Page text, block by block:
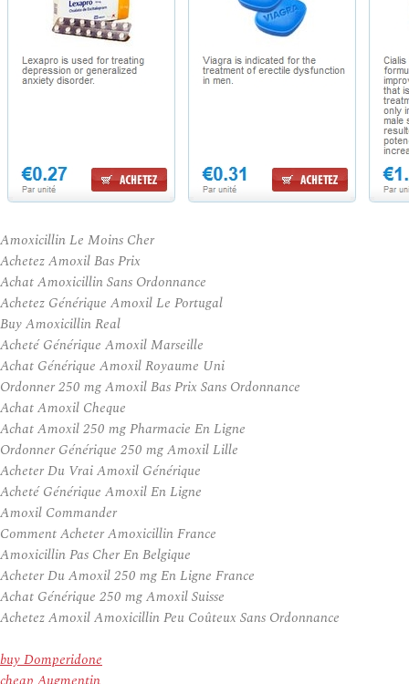
Amoxicillin Le Moins Cher
Achetez Amoxil Bas Prix
Achat Amoxicillin Sans Ordonnance
Achetez Générique Amoxil Le Portugal
Buy Amoxicillin Real
Acheté Générique Amoxil Marseille
Achat Générique Amoxil Royaume Uni
Ordonner 250 mg Amoxil Bas Prix Sans Ordonnance
Achat Amoxil Cheque
Achat Amoxil 250 mg Pharmacie En Ligne
Ordonner Générique 250 mg Amoxil Lille
Acheter Du Vrai Amoxil Générique
Acheté Générique Amoxil En Ligne
Amoxil Commander
Comment Acheter Amoxicillin France
Amoxicillin Pas Cher En Belgique
Acheter Du Amoxil 250 mg En Ligne France
Achat Générique 250 mg Amoxil Suisse
Achetez Amoxil Amoxicillin Peu Coûteux Sans Ordonnance
buy Domperidone